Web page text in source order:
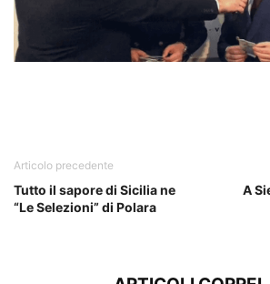
Articolo precedente
Tutto il sapore di Sicilia ne
“Le Selezioni” di Polara
A